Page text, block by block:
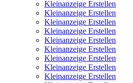
Kleinanzeige Erstellen
Kleinanzeige Erstellen
Kleinanzeige Erstellen
Kleinanzeige Erstellen
Kleinanzeige Erstellen
Kleinanzeige Erstellen
Kleinanzeige Erstellen
Kleinanzeige Erstellen
Kleinanzeige Erstellen